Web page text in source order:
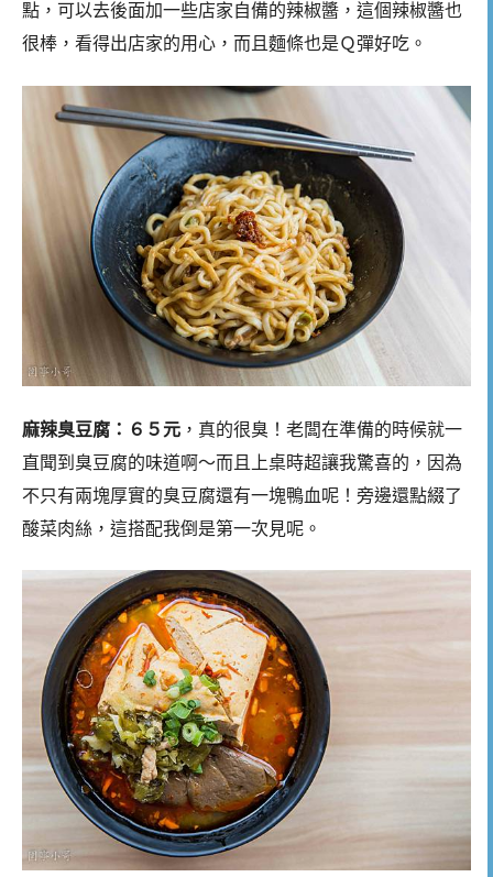
點，可以去後面加一些店家自備的辣椒醬，這個辣椒醬也
很棒，看得出店家的用心，而且麵條也是Ｑ彈好吃。
麻辣臭豆腐：６５元 ，真的很臭！老闆在準備的時候就一
直聞到臭豆腐的味道啊～而且上桌時超讓我驚喜的，因為
不只有兩塊厚實的臭豆腐還有一塊鴨血呢！旁邊還點綴了
酸菜肉絲，這搭配我倒是第一次見呢。